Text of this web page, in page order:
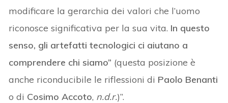
modificare la gerarchia dei valori che l’uomo
riconosce significativa per la sua vita. In questo
senso, gli artefatti tecnologici ci aiutano a
comprendere chi siamo” (questa posizione è
anche riconducibile le riflessioni di Paolo Benanti
o di Cosimo Accoto, n.d.r.)”.